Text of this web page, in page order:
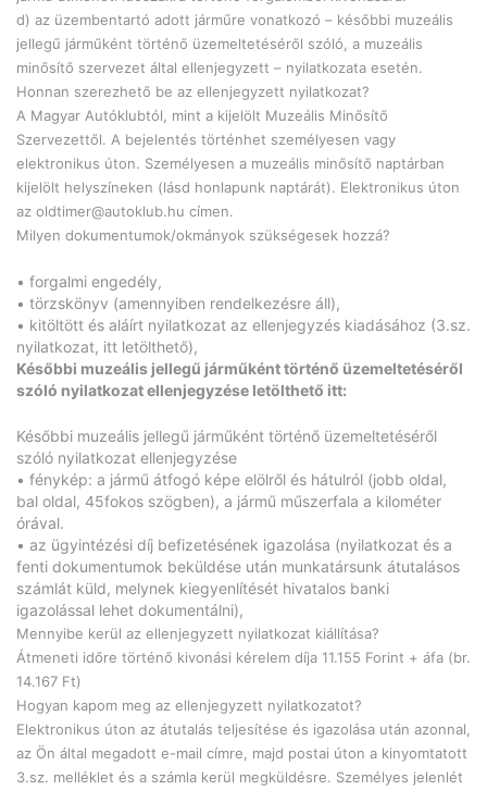
d) az üzembentartó adott járműre vonatkozó – későbbi muzeális
jellegű járműként történő üzemeltetéséről szóló, a muzeális
minősítő szervezet által ellenjegyzett – nyilatkozata esetén.
Honnan szerezhető be az ellenjegyzett nyilatkozat?
A Magyar Autóklubtól, mint a kijelölt Muzeális Minősítő
Szervezettől. A bejelentés történhet személyesen vagy
elektronikus úton. Személyesen a muzeális minősítő naptárban
kijelölt helyszíneken (lásd honlapunk naptárát). Elektronikus úton
az oldtimer@autoklub.hu címen.
Milyen dokumentumok/okmányok szükségesek hozzá?
• forgalmi engedély,
• törzskönyv (amennyiben rendelkezésre áll),
• kitöltött és aláírt nyilatkozat az ellenjegyzés kiadásához (3.sz.
nyilatkozat, itt letölthető),
Későbbi muzeális jellegű járműként történő üzemeltetéséről
szóló nyilatkozat ellenjegyzése letölthető itt:
Későbbi muzeális jellegű járműként történő üzemeltetéséről
szóló nyilatkozat ellenjegyzése
• fénykép: a jármű átfogó képe elölről és hátulról (jobb oldal,
bal oldal, 45fokos szögben), a jármű műszerfala a kilométer
órával.
• az ügyintézési díj befizetésének igazolása (nyilatkozat és a
fenti dokumentumok beküldése után munkatársunk átutalásos
számlát küld, melynek kiegyenlítését hivatalos banki
igazolással lehet dokumentálni),
Mennyibe kerül az ellenjegyzett nyilatkozat kiállítása?
Átmeneti időre történő kivonási kérelem díja 11.155 Forint + áfa (br.
14.167 Ft)
Hogyan kapom meg az ellenjegyzett nyilatkozatot?
Elektronikus úton az átutalás teljesítése és igazolása után azonnal,
az Ön által megadott e-mail címre, majd postai úton a kinyomtatott
3.sz. melléklet és a számla kerül megküldésre. Személyes jelenlét